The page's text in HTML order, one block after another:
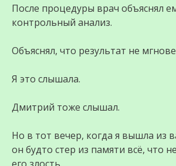
После процедуры врач объяснял
контрольный анализ.
Объяснял, что результат не
Я это слышала.
Дмитрий тоже слышал.
Но в тот вечер, когда я вышла из
он будто стер из памяти всё, что